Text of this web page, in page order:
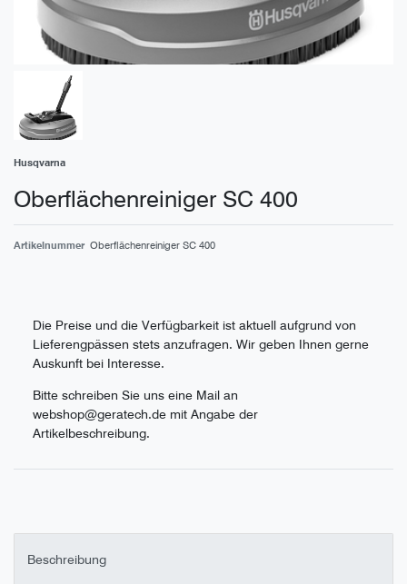
Husqvarna
Oberflächenreiniger SC 400
Artikelnummer Oberflächenreiniger SC 400
Die Preise und die Verfügbarkeit ist aktuell aufgrund von
Lieferengpässen stets anzufragen. Wir geben Ihnen gerne
Auskunft bei Interesse.
Bitte schreiben Sie uns eine Mail an
webshop@geratech.de mit Angabe der
Artikelbeschreibung.
Beschreibung